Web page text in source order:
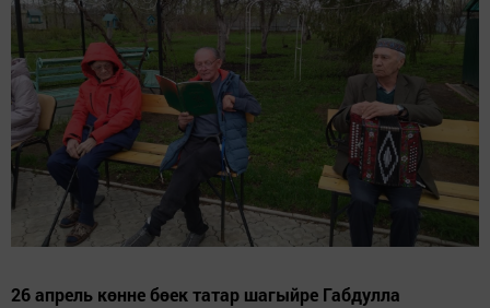
26 апрель көнне бөек татар шагыйре Габдулла